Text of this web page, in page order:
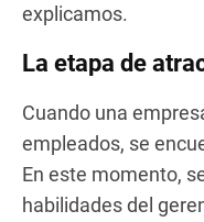
explicamos.
La etapa de
Cuando una
empleados, se
En este momento,
habilidades del